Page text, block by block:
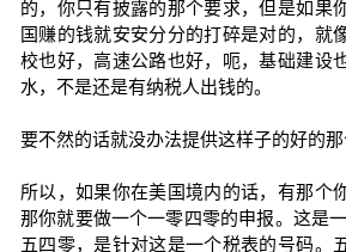
的，你只有披露的那个要求，但是如果
国赚的钱就安安分分的打碎是对的，就
校也好，高速公路也好，呃，基础建设
水，不是还是有纳税人出钱的。
要不然的话就没办法提供这样子的好的那
所以，如果你在美国境内的话，有那个
那你就要做一个一零四零的申报。这是
五四零，是针对这是一个税表的号码。